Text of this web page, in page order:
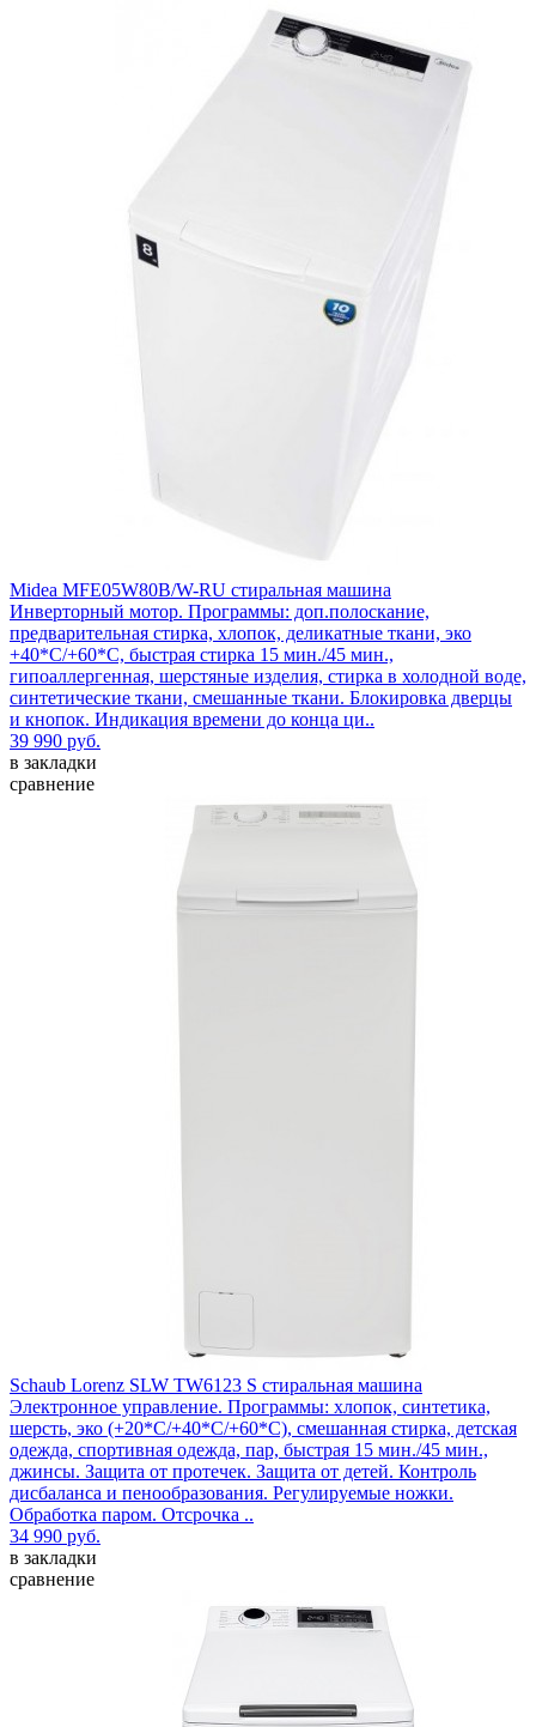
Midea MFE05W80B/W-RU стиральная машина
Инверторный мотор. Программы: доп.полоскание,
предварительная стирка, хлопок, деликатные ткани, эко
+40*С/+60*С, быстрая стирка 15 мин./45 мин.,
гипоаллергенная, шерстяные изделия, стирка в холодной воде,
синтетические ткани, смешанные ткани. Блокировка дверцы
и кнопок. Индикация времени до конца ци..
39 990 руб.
в закладки
сравнение
Schaub Lorenz SLW TW6123 S стиральная машина
Электронное управление. Программы: хлопок, синтетика,
шерсть, эко (+20*С/+40*С/+60*С), смешанная стирка, детская
одежда, спортивная одежда, пар, быстрая 15 мин./45 мин.,
джинсы. Защита от протечек. Защита от детей. Контроль
дисбаланса и пенообразования. Регулируемые ножки.
Обработка паром. Отсрочка ..
34 990 руб.
в закладки
сравнение